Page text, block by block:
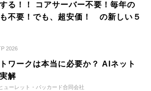
る！！ コアサーバー不要！毎年の
不要！でも、超安価！ の新しい５
2026
ワークは本当に必要か？ AIネット
解
ューレット・パッカード合同会社